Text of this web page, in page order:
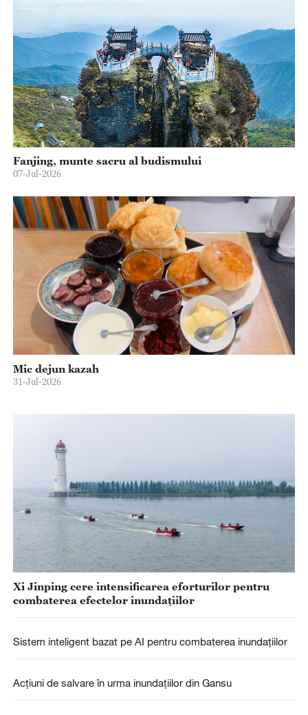
Fanjing, munte sacru al budismului
07-Jul-2026
Mic dejun kazah
31-Jul-2026
Xi Jinping cere intensificarea eforturilor pentru
combaterea efectelor inundațiilor
Sistem inteligent bazat pe AI pentru combaterea inundațiilor
Acțiuni de salvare în urma inundațiilor din Gansu